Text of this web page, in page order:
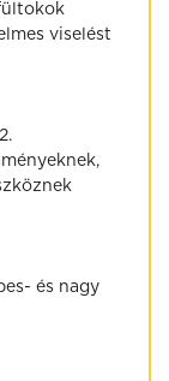
viselést
és nagy